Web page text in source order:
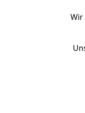
Wir